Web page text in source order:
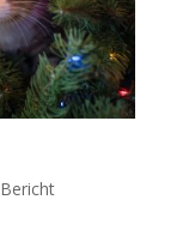
Bericht